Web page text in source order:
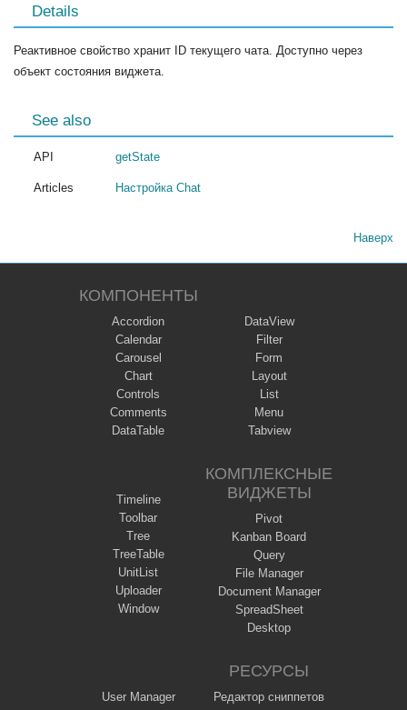
Details
Реактивное свойство хранит ID текущего чата. Доступно через
объект состояния виджета.
See also
API getState
Articles Настройка Chat
Наверх
КОМПОНЕНТЫ
Accordion
Calendar
Carousel
Chart
Controls
Comments
DataTable
DataView
Filter
Form
Layout
List
Menu
Tabview
Timeline
Toolbar
Tree
TreeTable
UnitList
Uploader
Window
КОМПЛЕКСНЫЕ
ВИДЖЕТЫ
Pivot
Kanban Board
Query
File Manager
Document Manager
SpreadSheet
Desktop
User Manager
РЕСУРСЫ
Редактор сниппетов